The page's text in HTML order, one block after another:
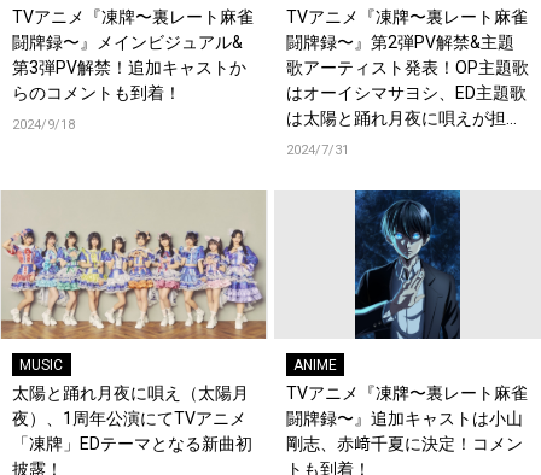
TVアニメ『凍牌〜裏レート麻雀
闘牌録〜』メインビジュアル&
第3弾PV解禁！追加キャストか
らのコメントも到着！
2024/9/18
TVアニメ『凍牌〜裏レート麻雀
闘牌録〜』第2弾PV解禁&主題
歌アーティスト発表！OP主題歌
はオーイシマサヨシ、ED主題歌
は太陽と踊れ月夜に唄えが担当
決定！意気込みコメントも到
2024/7/31
MUSIC
太陽と踊れ月夜に唄え（太陽月
夜）、1周年公演にてTVアニメ
「凍牌」EDテーマとなる新曲初
披露！
ANIME
TVアニメ『凍牌〜裏レート麻雀
闘牌録〜』追加キャストは小山
剛志、赤﨑千夏に決定！コメン
トも到着！